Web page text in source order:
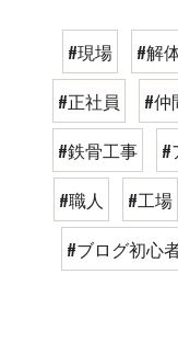
#現場 #解
#正社員
#仲
#鉄骨工事
#
#職人
#工場
#ブログ初心